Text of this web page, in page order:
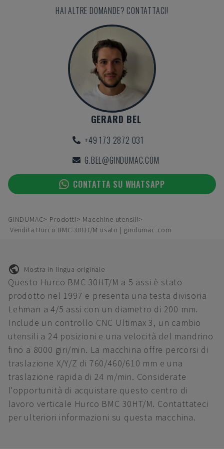
HAI ALTRE DOMANDE? CONTATTACI!
GERARD BEL
+49 173 2872 031
G.BEL@GINDUMAC.COM
CONTATTA SU WHATSAPP
GINDUMAC Prodotti
Macchine utensili
Vendita Hurco BMC 30HT/M usato | gindumac.com
Mostra in lingua originale
Questo Hurco BMC 30HT/M a 5 assi è stato
prodotto nel 1997 e presenta una testa divisoria
Lehman a 4/5 assi con un diametro di 200 mm.
Include un controllo CNC Ultimax 3, un cambio
utensili a 24 posizioni e una velocità del mandrino
fino a 8000 giri/min. La macchina offre percorsi di
traslazione X/Y/Z di 760/460/610 mm e una
traslazione rapida di 24 m/min. Considerate
l'opportunità di acquistare questo centro di
lavoro verticale Hurco BMC 30HT/M. Contattateci
per ulteriori informazioni su questa macchina.